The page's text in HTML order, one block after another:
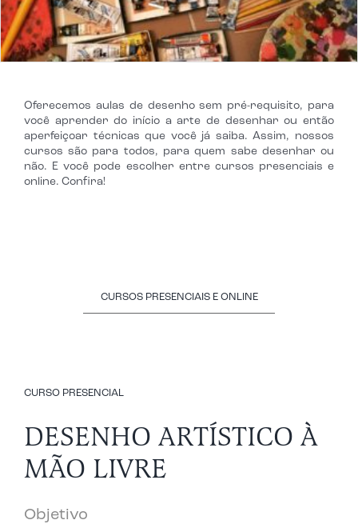
Oferecemos aulas de desenho sem pré-requisito, para
você aprender do início a arte de desenhar ou então
aperfeiçoar técnicas que você já saiba. Assim, nossos
cursos são para todos, para quem sabe desenhar ou
não. E você pode escolher entre cursos presenciais e
online. Confira!
CURSOS PRESENCIAIS E ONLINE
CURSO PRESENCIAL
DESENHO ARTÍSTICO À
MÃO LIVRE
Objetivo